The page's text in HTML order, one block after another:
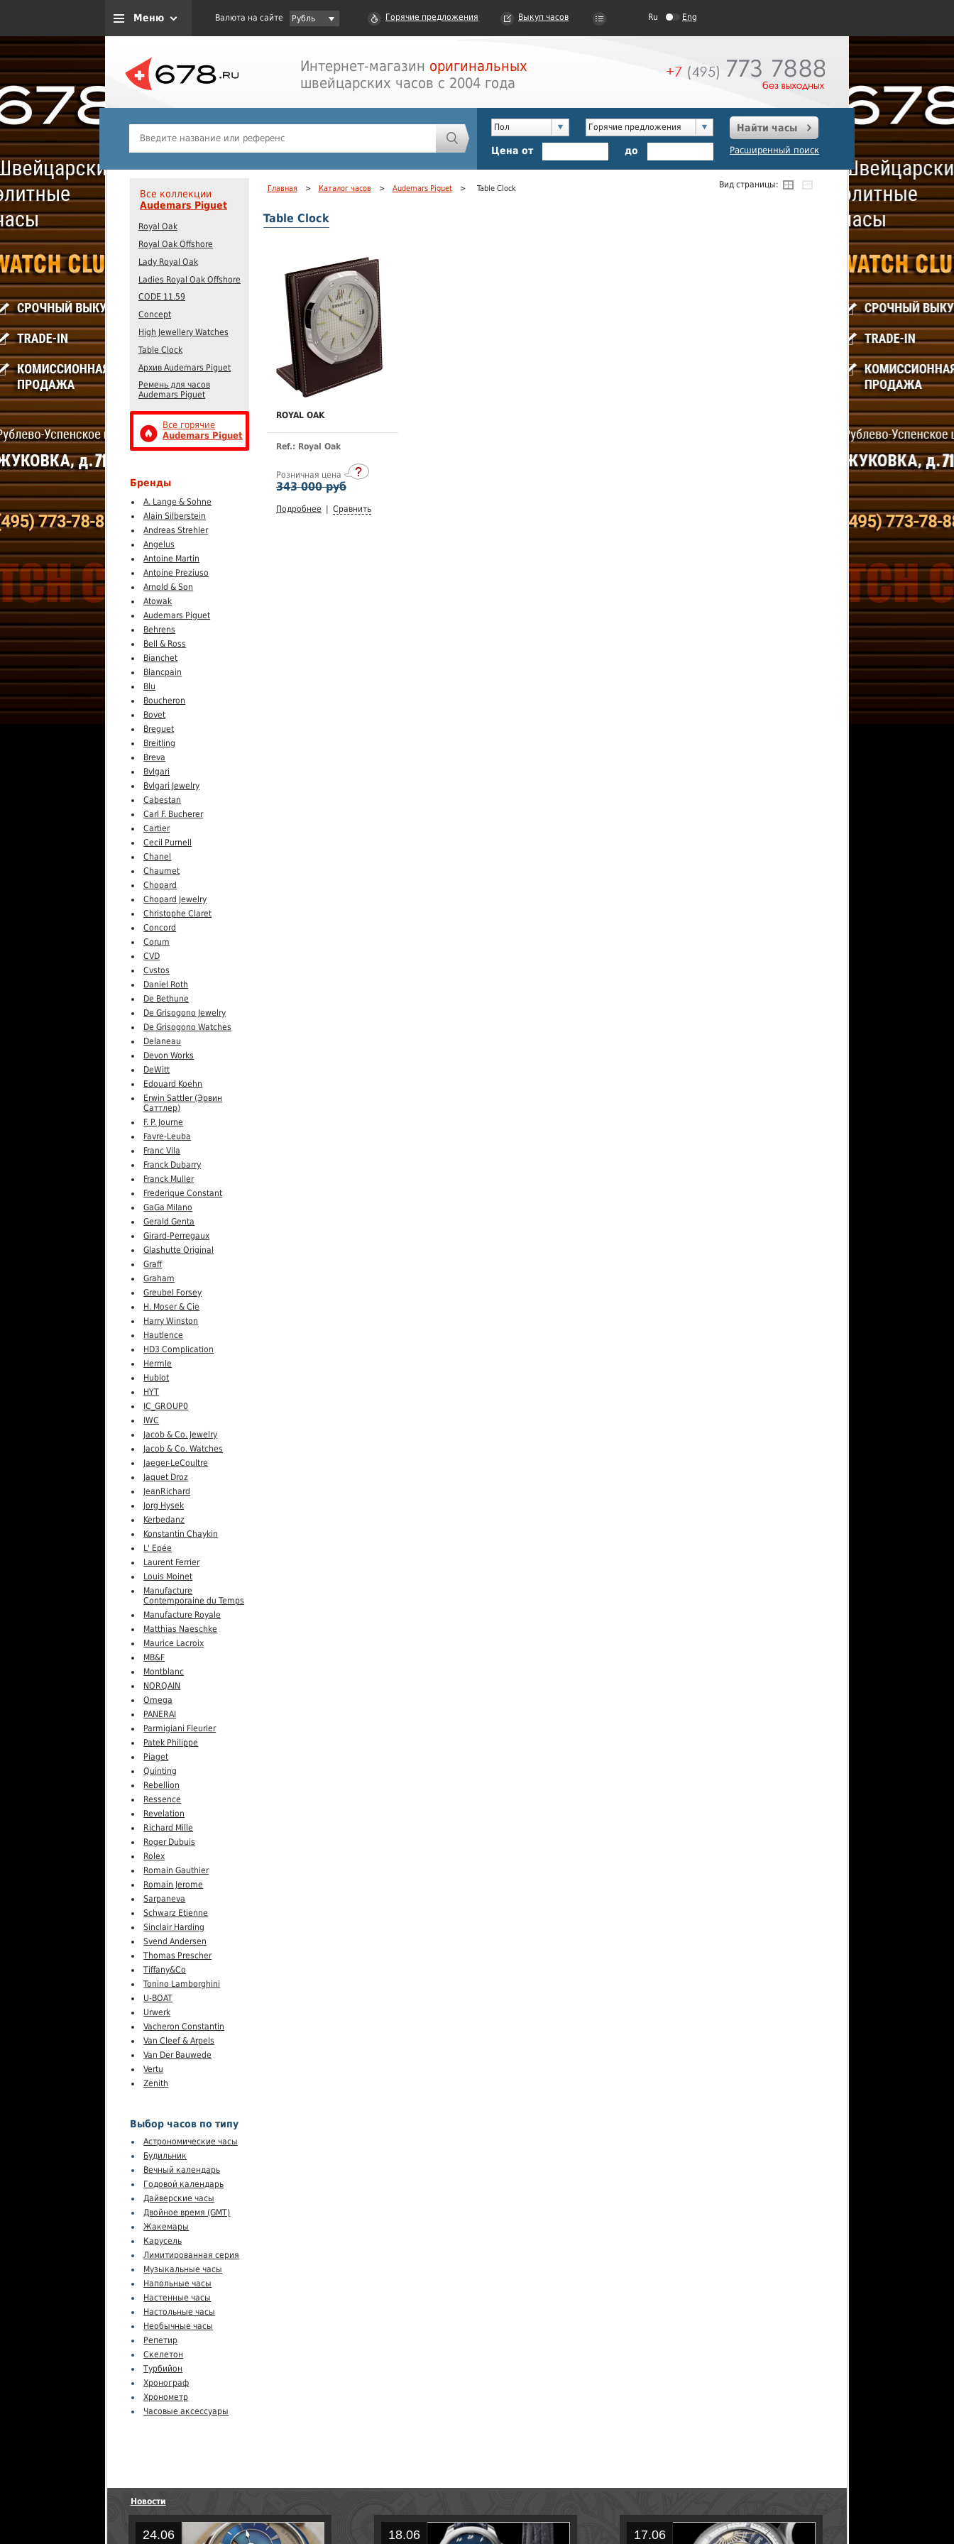
Меню Валюта на сайте Рубль Горячие предложения Выкуп часов Ru Eng
Интернет-магазин оригинальных
швейцарских часов с 2004 года
Пол Горячие предложения
Найти часы
Цена от
до Расширенный поиск
Все коллекции
Audemars Piguet
Royal Oak
Royal Oak Offshore
Lady Royal Oak
Ladies Royal Oak Offshore
CODE 11.59
Concept
High Jewellery Watches
Table Clock
Архив Audemars Piguet
Ремень для часов
Audemars Piguet
Все горячие
Audemars Piguet
Бренды
A. Lange & Sohne
Alain Silberstein
Andreas Strehler
Angelus
Antoine Martin
Antoine Preziuso
Arnold & Son
Atowak
Audemars Piguet
Behrens
Bell & Ross
Bianchet
Blancpain
Blu
Boucheron
Bovet
Breguet
Breitling
Breva
Bvlgari
Bvlgari Jewelry
Cabestan
Carl F. Bucherer
Cartier
Cecil Purnell
Chanel
Chaumet
Chopard
Chopard Jewelry
Christophe Claret
Concord
Corum
CVD
Cvstos
Daniel Roth
De Bethune
De Grisogono Jewelry
De Grisogono Watches
Delaneau
Devon Works
DeWitt
Edouard Koehn
Erwin Sattler (Эрвин
Саттлер)
F. P. Journe
Favre-Leuba
Franc Vila
Franck Dubarry
Franck Muller
Frederique Constant
GaGa Milano
Gerald Genta
Girard-Perregaux
Glashutte Original
Graff
Graham
Greubel Forsey
H. Moser & Cie
Harry Winston
Hautlence
HD3 Complication
Hermle
Hublot
HYT
IC_GROUP0
IWC
Jacob & Co. Jewelry
Jacob & Co. Watches
Jaeger-LeCoultre
Jaquet Droz
JeanRichard
Jorg Hysek
Kerbedanz
Konstantin Chaykin
L' Epée
Laurent Ferrier
Louis Moinet
Manufacture
Contemporaine du Temps
Manufacture Royale
Matthias Naeschke
Maurice Lacroix
MB&F
Montblanc
NORQAIN
Omega
PANERAI
Parmigiani Fleurier
Patek Philippe
Piaget
Quinting
Rebellion
Ressence
Revelation
Richard Mille
Roger Dubuis
Rolex
Romain Gauthier
Romain Jerome
Sarpaneva
Schwarz Etienne
Sinclair Harding
Svend Andersen
Thomas Prescher
Tiffany&Co
Tonino Lamborghini
U-BOAT
Urwerk
Vacheron Constantin
Van Cleef & Arpels
Van Der Bauwede
Vertu
Zenith
Выбор часов по типу
Астрономические часы
Будильник
Вечный календарь
Годовой календарь
Дайверские часы
Двойное время (GMT)
Жакемары
Карусель
Лимитированная серия
Музыкальные часы
Напольные часы
Настенные часы
Настольные часы
Необычные часы
Репетир
Скелетон
Турбийон
Хронограф
Хронометр
Часовые аксессуары
Вид страницы:
Главная > Каталог часов > Audemars Piguet > Table Clock
Table Clock
ROYAL OAK
Ref.: Royal Oak
Розничная цена
343 000 руб
Подробнее Сравнить
Новости
24.06 18.06 17.06